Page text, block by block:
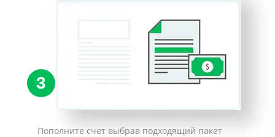
3
Пополните счет выбрав подходящий пакет